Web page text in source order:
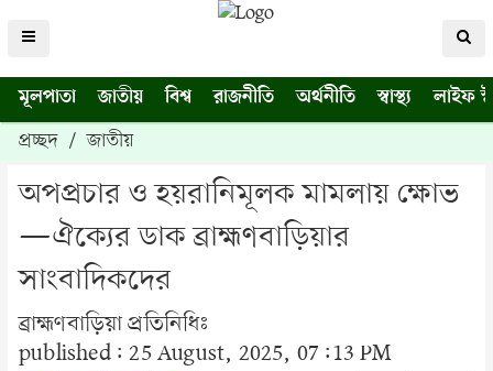
মূলপাতা জাতীয় বিশ্ব রাজনীতি অর্থনীতি স্বাস্থ্য লাইফ
প্রচ্ছদ /জাতীয়
অপপ্রচার ও হয়রানিমূলক মামলায় ক্ষোভ
—ঐক্যের ডাক ব্রাহ্মণবাড়িয়ার
সাংবাদিকদের
ব্রাহ্মণবাড়িয়া প্রতিনিধিঃ
published: 25 August, 2025, 07:13 PM